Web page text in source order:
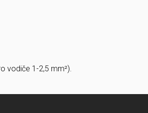
vodiče 1-2,5 mm²).